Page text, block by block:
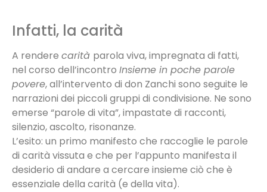
Infatti, la carità
A rendere carità parola viva, impregnata di fatti,
nel corso dell’incontro Insieme in poche parole
povere, all’intervento di don Zanchi sono seguite le
narrazioni dei piccoli gruppi di condivisione. Ne sono
emerse “parole di vita”, impastate di racconti,
silenzio, ascolto, risonanze.
L’esito: un primo manifesto che raccoglie le parole
di carità vissuta e che per l’appunto manifesta il
desiderio di andare a cercare insieme ciò che è
essenziale della carità (e della vita).